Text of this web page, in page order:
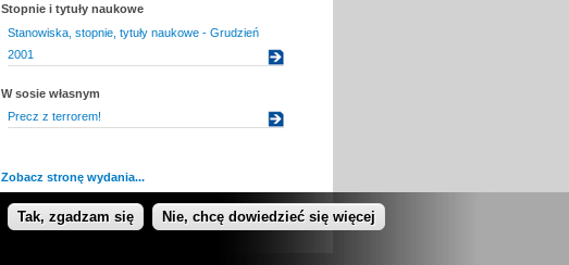
Stopnie i tytuły naukowe
Stanowiska, stopnie, tytuły naukowe - Grudzień
2001
W sosie własnym
Precz z terrorem!
Zobacz stronę wydania...
Tak, zgadzam się Nie, chcę dowiedzieć się więcej